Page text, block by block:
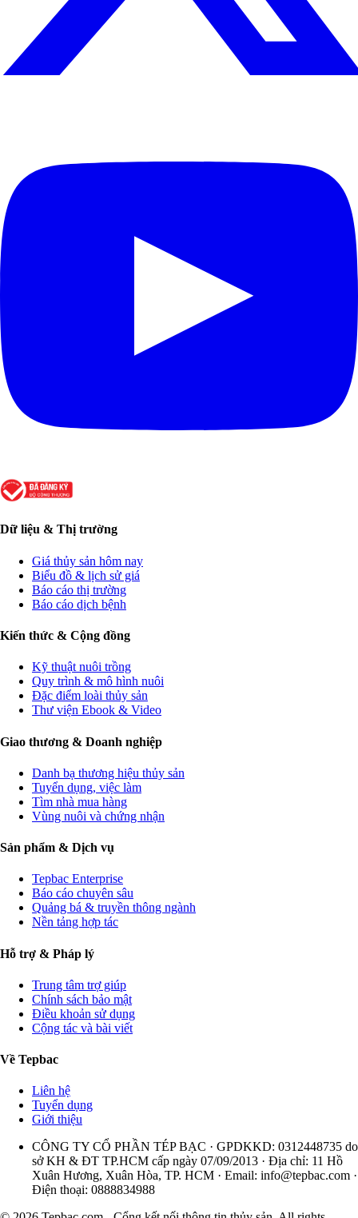
Dữ liệu & Thị trường
Giá thủy sản hôm nay
Biểu đồ & lịch sử giá
Báo cáo thị trường
Báo cáo dịch bệnh
Kiến thức & Cộng đồng
Kỹ thuật nuôi trồng
Quy trình & mô hình nuôi
Đặc điểm loài thủy sản
Thư viện Ebook & Video
Giao thương & Doanh nghiệp
Danh bạ thương hiệu thủy sản
Tuyển dụng, việc làm
Tìm nhà mua hàng
Vùng nuôi và chứng nhận
Sản phẩm & Dịch vụ
Tepbac Enterprise
Báo cáo chuyên sâu
Quảng bá & truyền thông ngành
Nền tảng hợp tác
Hỗ trợ & Pháp lý
Trung tâm trợ giúp
Chính sách bảo mật
Điều khoản sử dụng
Cộng tác và bài viết
Về Tepbac
Liên hệ
Tuyển dụng
Giới thiệu
CÔNG TY CỔ PHẦN TÉP BẠC · GPDKKD: 0312448735 do
sở KH & ĐT TP.HCM cấp ngày 07/09/2013 · Địa chỉ: 11 Hồ
Xuân Hương, Xuân Hòa, TP. HCM · Email: info@tepbac.com ·
Điện thoại: 0888834988